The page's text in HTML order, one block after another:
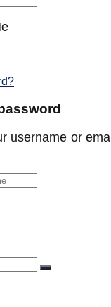
username or